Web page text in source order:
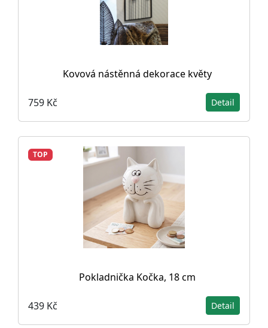
Kovová nástěnná dekorace květy
759 Kč Detail
TOP
Pokladnička Kočka, 18 cm
439 Kč Detail